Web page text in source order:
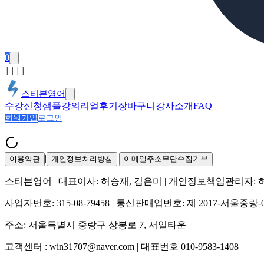
0
스티븐영어
수강신청샘플강의 리얼후기 장바구니 강사소개FAQ
회원가입 로그인
이용약관 | 개인정보처리방침 | 이메일주소무단수집거부
스티븐영어 | 대표이사: 허승재, 김은미 | 개인정보책임관리자:
사업자번호: 315-08-79458 | 통신판매업번호: 제 2017-서울중랑-
주소: 서울특별시 중랑구 상봉로 7, 서일타운
고객센터 : win31707@naver.com | 대표번호 010-9583-1408